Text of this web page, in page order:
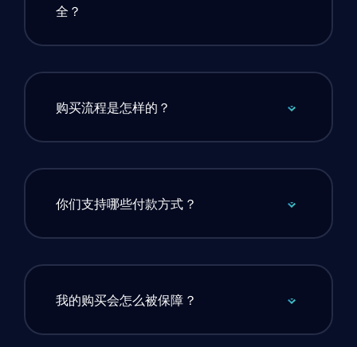
全？
购买流程是怎样的？
你们支持哪些付款方式？
我的购买会怎么被保障？